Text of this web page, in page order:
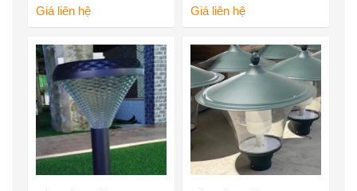
Giá liên hệ Giá liên hệ